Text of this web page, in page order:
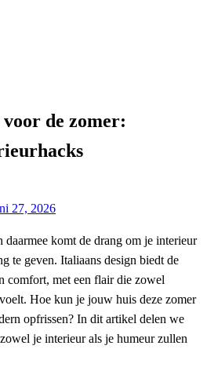
de zomer:
27, 2026
daarmee komt de drang om je interieur
te geven. Italiaans design biedt de
comfort, met een flair die zowel
Hoe kun je jouw huis deze zomer
opfrissen? In dit artikel delen we
je interieur als je humeur zullen